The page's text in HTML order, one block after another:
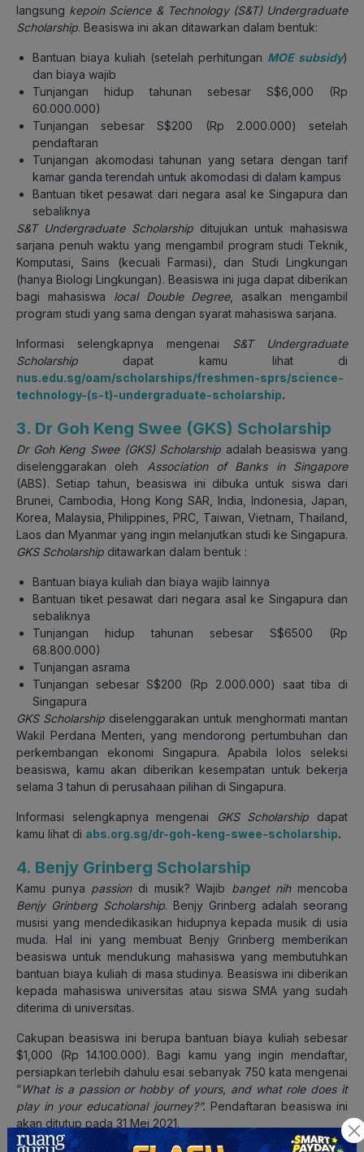
langsung kepoin Science & Technology (S&T) Undergraduate
Scholarship. Beasiswa ini akan ditawarkan dalam bentuk:
Bantuan biaya kuliah (setelah perhitungan MOE subsidy)
dan biaya wajib
Tunjangan hidup tahunan sebesar S$6,000 (Rp
60.000.000)
Tunjangan sebesar S$200 (Rp 2.000.000) setelah
pendaftaran
Tunjangan akomodasi tahunan yang setara dengan tarif
kamar ganda terendah untuk akomodasi di dalam kampus
Bantuan tiket pesawat dari negara asal ke Singapura dan
sebaliknya
S&T Undergraduate Scholarship ditujukan untuk mahasiswa
sarjana penuh waktu yang mengambil program studi Teknik,
Komputasi, Sains (kecuali Farmasi), dan Studi Lingkungan
(hanya Biologi Lingkungan). Beasiswa ini juga dapat diberikan
bagi mahasiswa local Double Degree, asalkan mengambil
program studi yang sama dengan syarat mahasiswa sarjana.
Informasi selengkapnya mengenai S&T Undergraduate
Scholarship dapat kamu lihat di
nus.edu.sg/oam/scholarships/freshmen-sprs/science-
technology-(s-t)-undergraduate-scholarship.
3. Dr Goh Keng Swee (GKS) Scholarship
Dr Goh Keng Swee (GKS) Scholarship adalah beasiswa yang
diselenggarakan oleh Association of Banks in Singapore
(ABS). Setiap tahun, beasiswa ini dibuka untuk siswa dari
Brunei, Cambodia, Hong Kong SAR, India, Indonesia, Japan,
Korea, Malaysia, Philippines, PRC, Taiwan, Vietnam, Thailand,
Laos dan Myanmar yang ingin melanjutkan studi ke Singapura.
GKS Scholarship ditawarkan dalam bentuk :
Bantuan biaya kuliah dan biaya wajib lainnya
Bantuan tiket pesawat dari negara asal ke Singapura dan
sebaliknya
Tunjangan hidup tahunan sebesar S$6500 (Rp
68.800.000)
Tunjangan asrama
Tunjangan sebesar S$200 (Rp 2.000.000) saat tiba di
Singapura
GKS Scholarship diselenggarakan untuk menghormati mantan
Wakil Perdana Menteri, yang mendorong pertumbuhan dan
perkembangan ekonomi Singapura. Apabila lolos seleksi
beasiswa, kamu akan diberikan kesempatan untuk bekerja
selama 3 tahun di perusahaan pilihan di Singapura.
Informasi selengkapnya mengenai GKS Scholarship dapat
kamu lihat di abs.org.sg/dr-goh-keng-swee-scholarship.
4. Benjy Grinberg Scholarship
Kamu punya passiondi musik? Wajib banget nihmencoba
Benjy Grinberg Scholarship. Benjy Grinberg adalah seorang
musisi yang mendedikasikan hidupnya kepada musik di usia
muda. Hal ini yang membuat Benjy Grinberg memberikan
beasiswa untuk mendukung mahasiswa yang membutuhkan
bantuan biaya kuliah di masa studinya. Beasiswa ini diberikan
kepada mahasiswa universitas atau siswa SMA yang sudah
diterima di universitas.
Cakupan beasiswa ini berupa bantuan biaya kuliah sebesar
$1,000 (Rp 14.100.000). Bagi kamu yang ingin mendaftar,
persiapkan terlebih dahulu esai sebanyak 750 kata mengenai
“What is a passion or hobby of yours, and what role does it
play in your educational journey?”. Pendaftaran beasiswa ini
akan ditutup pada 31 Mei 2021.